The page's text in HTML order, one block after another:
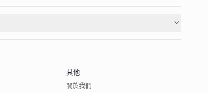
其他
關於我們